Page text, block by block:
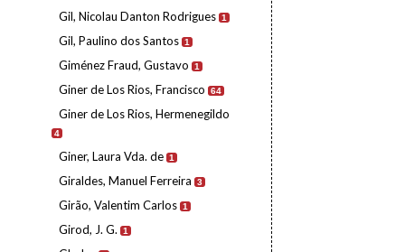
Gil, Nicolau Danton Rodrigues 1
Gil, Paulino dos Santos 1
Giménez Fraud, Gustavo 1
Giner de Los Rios, Francisco 64
Giner de Los Rios, Hermenegildo
4
Giner, Laura Vda. de 1
Giraldes, Manuel Ferreira 3
Girão, Valentim Carlos 1
Girod, J. G. 1